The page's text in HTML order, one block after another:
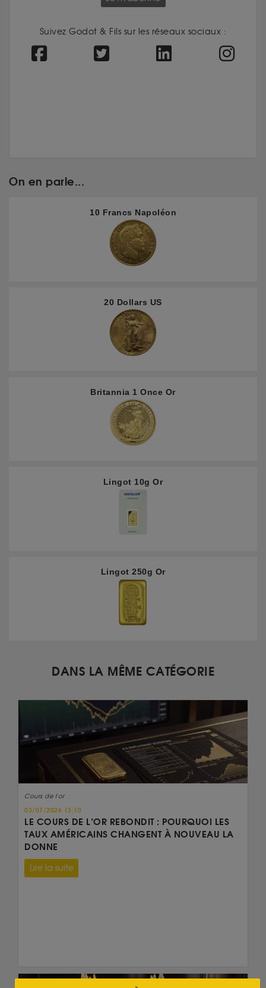
Suivez Godot & Fils sur les réseaux sociaux :
On en parle...
10 Francs Napoléon
20 Dollars US
Britannia 1 Once Or
Lingot 10g Or
Lingot 250g Or
DANS LA MÊME CATÉGORIE
Cours de l'or
03/07/2026 13:10
LE COURS DE L’OR REBONDIT : POURQUOI LES
TAUX AMÉRICAINS CHANGENT À NOUVEAU LA
DONNE
Lire la suite